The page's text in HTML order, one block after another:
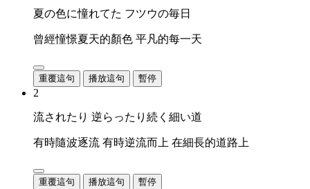
夏の色に憧れてた フツウの毎日
曾經憧憬夏天的顏色 平凡的每一天
重覆這句 播放這句 暫停
2
流されたり 逆らったり続く細い道
有時隨波逐流 有時逆流而上 在細長的道路上
重覆這句 播放這句 暫停